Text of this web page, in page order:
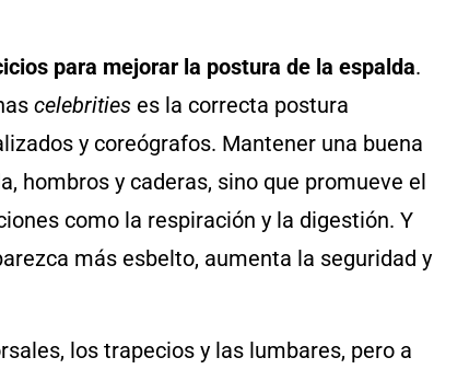
para mejorar la postura de la espalda.
celebrities es la correcta postura
y coreógrafos. Mantener una buena
hombros y caderas, sino que promueve el
como la respiración y la digestión. Y
más esbelto, aumenta la seguridad y
los trapecios y las lumbares, pero a